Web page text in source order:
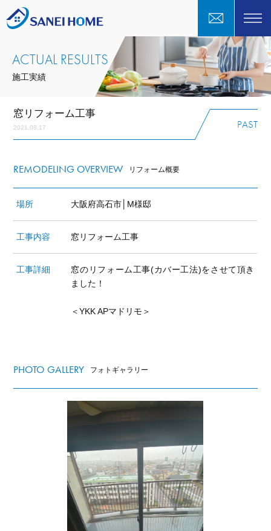
ACTUAL RESULTS
施工実績
PAST
窓リフォーム工事
2021.08.17
REMODELING OVERVIEW リフォーム概要
場所 大阪府高石市│M様邸
工事内容 窓リフォーム工事
工事詳細
窓のリフォーム工事(カバー工法)をさせて頂き
ました！
＜YKK APマドリモ＞
PHOTO GALLERY フォトギャラリー